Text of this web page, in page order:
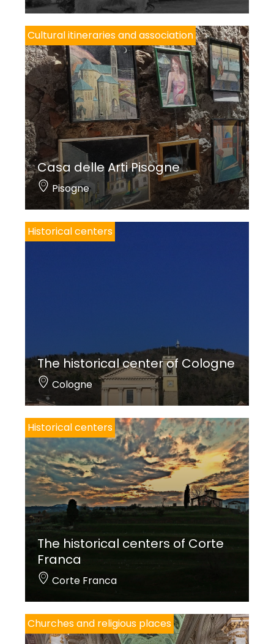
Cultural itineraries and association
Casa delle Arti Pisogne
Pisogne
Historical centers
The historical center of Cologne
Cologne
Historical centers
The historical centers of Corte
Franca
Corte Franca
Churches and religious places